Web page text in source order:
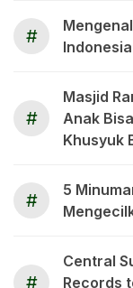
#
#
Masjid
Anak
Khusyuk
#
5
#
Central
Records